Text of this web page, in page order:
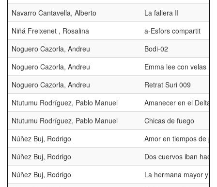
Navarro Cantavella, Alberto
La fallera II
Niñá Freixenet , Rosalina
a-Esfors compartit
Noguero Cazorla, Andreu
Bodi-02
Noguero Cazorla, Andreu
Emma lee con velas
Noguero Cazorla, Andreu
Retrat Suri 009
Ntutumu Rodríguez, Pablo Manuel
Amanecer en el Delta
Ntutumu Rodríguez, Pablo Manuel
Chicas de fuego
Núñez Buj, Rodrigo
Amor en tiempos de
Núñez Buj, Rodrigo
Dos cuervos iban
Núñez Buj, Rodrigo
La hermana mayor y